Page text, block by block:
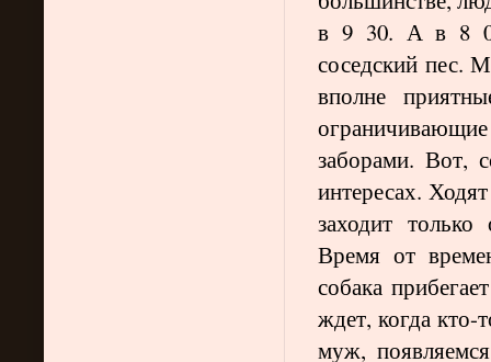
в 9 30. А в 8
соседский пес.
вполне
заборами. Вот,
интересах.
заходит
Время от
собака
ждет, когда кто-
муж,